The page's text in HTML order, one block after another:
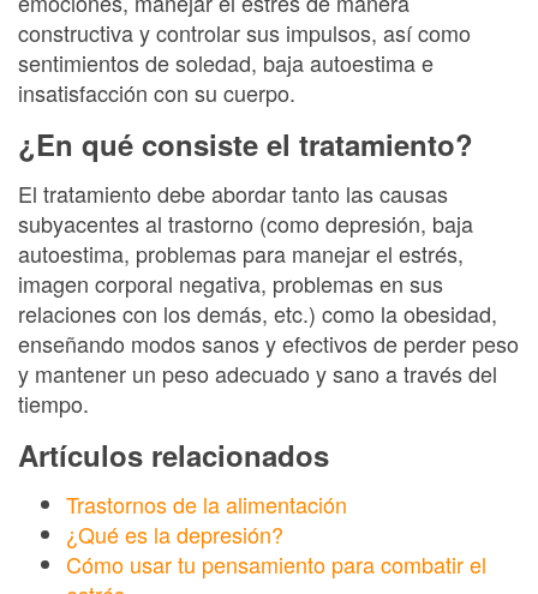
constructiva y controlar sus impulsos, así como
sentimientos de soledad, baja autoestima e
insatisfacción con su cuerpo.
¿En qué consiste el tratamiento?
El tratamiento debe abordar tanto las causas
subyacentes al trastorno (como depresión, baja
autoestima, problemas para manejar el estrés,
imagen corporal negativa, problemas en sus
relaciones con los demás, etc.) como la obesidad,
enseñando modos sanos y efectivos de perder peso
y mantener un peso adecuado y sano a través del
tiempo.
Artículos relacionados
Trastornos de la alimentación
¿Qué es la depresión?
Cómo usar tu pensamiento para combatir el